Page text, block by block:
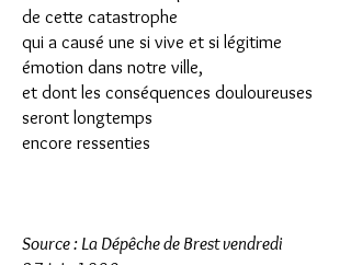
de cette catastrophe
qui a causé une si vive et si légitime
émotion dans notre ville,
et dont les conséquences douloureuses
seront longtemps
encore ressenties
Source : La Dépêche de Brest vendredi